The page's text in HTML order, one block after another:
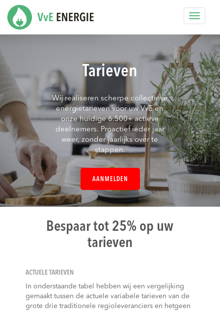
Toggle
Tarieven
Wij realiseren scherpe collectieve
energietarieven voor uw VvE en
onze huidige 6.500+ actieve
deelnemers. Proactief ieder jaar
weer, zonder jaarlijks over te
stappen.
AANMELDEN
Bespaar tot 25% op uw
tarieven
ACTUELE TARIEVEN
In onderstaande tabel hebben wij een vergelijking
gemaakt tussen de actuele variabele tarieven van de
grote drie traditionele regioleveranciers en hetgeen